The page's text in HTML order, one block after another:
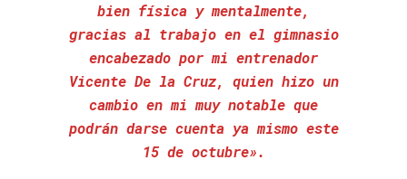
bien física y mentalmente,
gracias al trabajo en el gimnasio
encabezado por mi entrenador
Vicente De la Cruz, quien hizo un
cambio en mi muy notable que
podrán darse cuenta ya mismo este
15 de octubre».